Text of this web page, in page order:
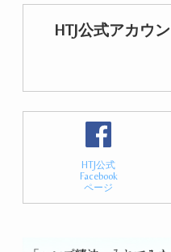
HTJ公式アカウ
HTJ公式
Facebook
ページ